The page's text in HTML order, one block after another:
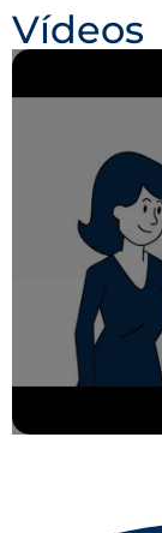
Vídeos